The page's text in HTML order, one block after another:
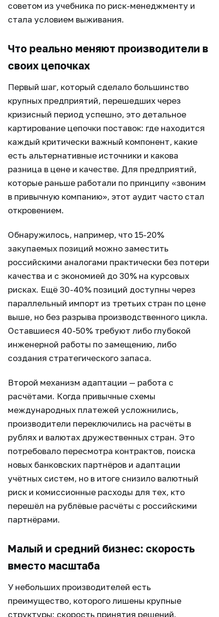
советом из учебника по риск-менеджменту и
стала условием выживания.
Что реально меняют производители в
своих цепочках
Первый шаг, который сделало большинство
крупных предприятий, перешедших через
кризисный период успешно, это детальное
картирование цепочки поставок: где находится
каждый критически важный компонент, какие
есть альтернативные источники и какова
разница в цене и качестве. Для предприятий,
которые раньше работали по принципу «звоним
в привычную компанию», этот аудит часто стал
откровением.
Обнаружилось, например, что 15-20%
закупаемых позиций можно заместить
российскими аналогами практически без потери
качества и с экономией до 30% на курсовых
рисках. Ещё 30-40% позиций доступны через
параллельный импорт из третьих стран по цене
выше, но без разрыва производственного цикла.
Оставшиеся 40-50% требуют либо глубокой
инженерной работы по замещению, либо
создания стратегического запаса.
Второй механизм адаптации — работа с
расчётами. Когда привычные схемы
международных платежей усложнились,
производители переключились на расчёты в
рублях и валютах дружественных стран. Это
потребовало пересмотра контрактов, поиска
новых банковских партнёров и адаптации
учётных систем, но в итоге снизило валютный
риск и комиссионные расходы для тех, кто
перешёл на рублёвые расчёты с российскими
партнёрами.
Малый и средний бизнес: скорость
вместо масштаба
У небольших производителей есть
преимущество, которого лишены крупные
структуры: скорость принятия решений.